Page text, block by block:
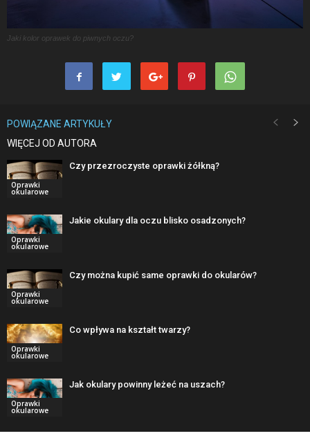
Jaki kolor oprawek do piwnych oczu?
POWIĄZANE ARTYKUŁY
WIĘCEJ OD AUTORA
Oprawki
okularowe
Czy przezroczyste oprawki żółkną?
Oprawki
okularowe
Jakie okulary dla oczu blisko osadzonych?
Oprawki
okularowe
Czy można kupić same oprawki do okularów?
Oprawki
okularowe
Co wpływa na kształt twarzy?
Oprawki
okularowe
Jak okulary powinny leżeć na uszach?